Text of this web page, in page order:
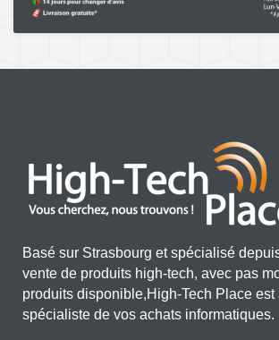
Basé sur Strasbourg et spécialisé
vente de produits high-tech, avec pas
produits disponible,High-Tech Place
spécialiste de vos achats informatiques.